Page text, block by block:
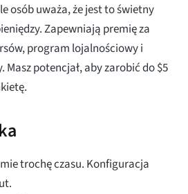
osób uważa, że jest to świetny
Zapewniają premię za
program lojalnościowy i
potencjał, aby zarobić do $5
trochę czasu. Konfiguracja